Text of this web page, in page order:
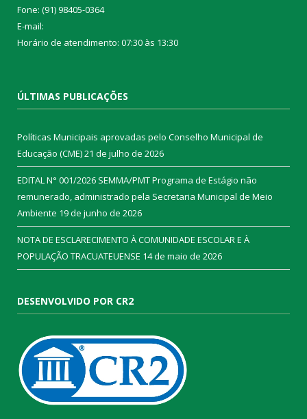
Fone: (91) 98405-0364
E-mail:
Horário de atendimento: 07:30 às 13:30
ÚLTIMAS PUBLICAÇÕES
Políticas Municipais aprovadas pelo Conselho Municipal de
Educação (CME)21 de julho de 2026
EDITAL N° 001/2026 SEMMA/PMT Programa de Estágio não
remunerado, administrado pela Secretaria Municipal de Meio
Ambiente 19 de junho de 2026
NOTA DE ESCLARECIMENTO À COMUNIDADE ESCOLAR E À
POPULAÇÃO TRACUATEUENSE 14 de maio de 2026
DESENVOLVIDO POR CR2